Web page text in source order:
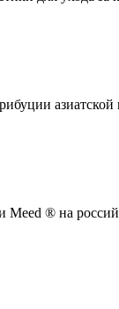
азиатской
Meed ® на